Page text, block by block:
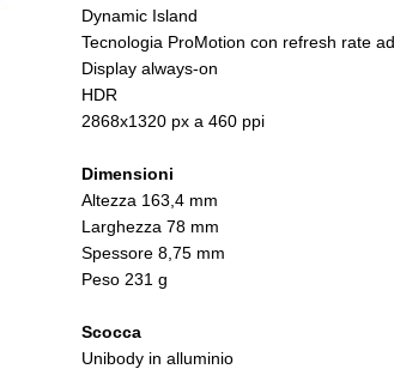
Dynamic Island
Tecnologia ProMotion con refresh rate
Display always-on
HDR
2868x1320 px a 460 ppi
Dimensioni
Altezza 163,4 mm
Larghezza 78 mm
Spessore 8,75 mm
Peso 231 g
Scocca
Unibody in alluminio